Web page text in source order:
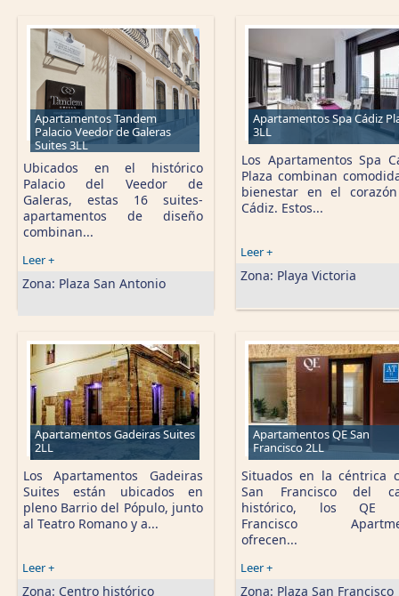
Apartamentos Tandem
Palacio Veedor de Galeras
Suites 3LL
Ubicados en el histórico
Palacio del Veedor de
Galeras, estas 16 suites-
apartamentos de diseño
combinan...
Leer +
Zona: Plaza San Antonio
Apartamentos Spa Cádiz
3LL
Los Apartamentos Spa
Plaza combinan
bienestar en el
Cádiz. Estos...
Leer +
Zona: Playa Victoria
Apartamentos Gadeiras Suites
2LL
Los Apartamentos Gadeiras
Suites están ubicados en
pleno Barrio del Pópulo, junto
al Teatro Romano y a...
Leer +
Zona: Centro histórico
Apartamentos QE San
Francisco 2LL
Situados en la céntrica
San Francisco del
histórico, los QE
Francisco
ofrecen...
Leer +
Zona: Plaza San Francisco
Páginas